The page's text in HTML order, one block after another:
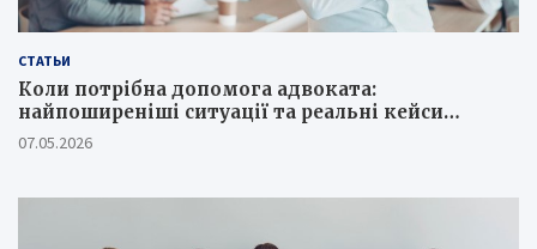
СТАТЬИ
Коли потрібна допомога адвоката:
найпоширеніші ситуації та реальні кейси
юристів
07.05.2026